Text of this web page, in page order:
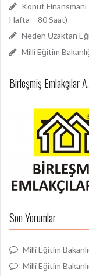
Konut Finansmanı
Hafta – 80 Saat)
Neden Uzaktan
Milli Eğitim
Birleşmiş Emlakçılar
Son Yorumlar
Milli Eğitim
Milli Eğitim